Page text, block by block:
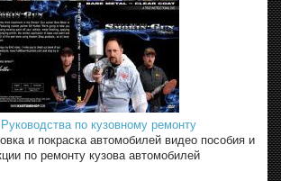
по кузовному ремонту
и покраска автомобилей видео пособия и
по ремонту кузова автомобилей